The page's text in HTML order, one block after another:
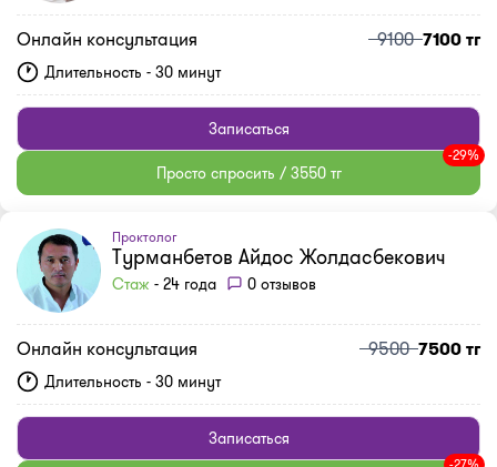
Онлайн консультация 91007100 тг
Длительность - 30 минут
Записаться
Просто спросить / 3550 тг
-29%
Проктолог
Турманбетов Айдос Жолдасбекович
Стаж - 24 года 0 отзывов
Онлайн консультация 95007500 тг
Длительность - 30 минут
Записаться